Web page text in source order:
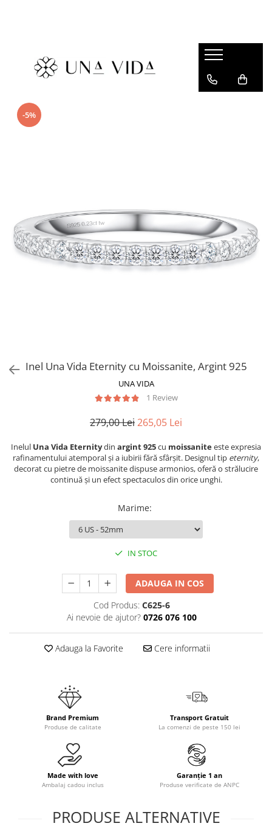
Cadouri pentru EA
CADOURI sub 150 lei - EA
CADOURI sub 150 lei - EL
-5%
Inel Una Vida Eternity cu Moissanite, Argint 925
UNA VIDA
1 Review
279,00 Lei265,05 Lei
Inelul Una Vida Eternitydin argint 925cu moissaniteeste expresia
rafinamentului atemporal și a iubirii fără sfârșit. Designul tip eternity,
decorat cu pietre de moissanite dispuse armonios, oferă o strălucire
continuă și un efect spectaculos din orice unghi.
Marime:
IN STOC
ADAUGA IN COS
Cod Produs: C625-6
Ai nevoie de ajutor? 0726 076 100
Adauga la Favorite Cere informatii
Brand Premium
Produse de calitate
Transport Gratuit
La comenzi de peste 150 lei
Made with love
Ambalaj cadou inclus
Garanție 1 an
Produse verificate de ANPC
PRODUSE ALTERNATIVE